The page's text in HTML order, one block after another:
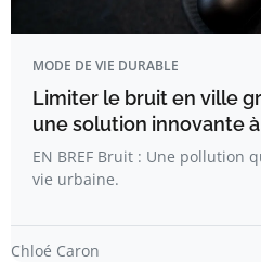
MODE DE VIE DURABLE
Limiter le bruit en ville
une solution innovante
EN BREF Bruit : Une pollution
vie urbaine.
Chloé Caron